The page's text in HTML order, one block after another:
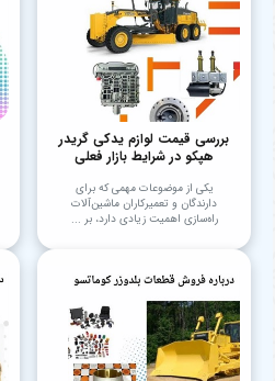
بررسی قیمت لوازم یدکی گریدر
هپکو در شرایط بازار فعلی
یکی از موضوعات مهمی که برای
دارندگان و تعمیرکاران ماشین‌آلات
راه‌سازی اهمیت زیادی دارد، بر ...